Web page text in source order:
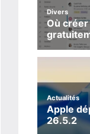
Divers
Où
Actualités
Apple
26.5.2